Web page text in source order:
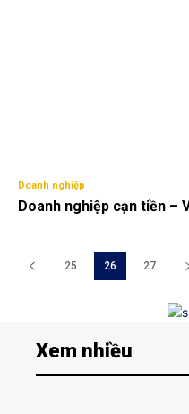
Doanh nghiệp
Doanh nghiệp cạn tiền –
25 26 27
Xem nhiều